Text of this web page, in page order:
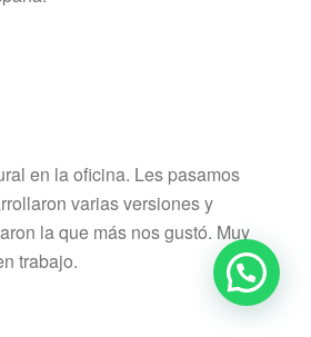
en la oficina. Les pasamos
varias versiones y
la que más nos gustó. Muy
trabajo.